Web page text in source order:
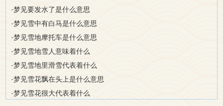
·梦见要发水了是什么意思
·梦见雪中有白马是什么意思
·梦见雪地摩托车是什么意思
·梦见雪地雪人意味着什么
·梦见雪地里滑雪代表着什么
·梦见雪花飘在头上是什么意思
·梦见雪花很大代表着什么